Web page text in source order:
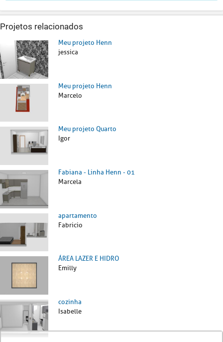
Projetos relacionados
Meu projeto Henn
jessica
Meu projeto Henn
Marcelo
Meu projeto Quarto
Igor
Fabiana - Linha Henn - 01
Marcela
apartamento
Fabricio
ÁREA LAZER E HIDRO
Emilly
cozinha
Isabelle